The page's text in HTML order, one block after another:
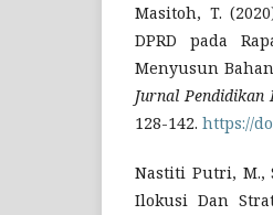
Masitoh, T.
DPRD pada
Menyusun
Jurnal Pendidikan
128-142. https://
Nastiti Putri, M.,
Ilokusi Dan